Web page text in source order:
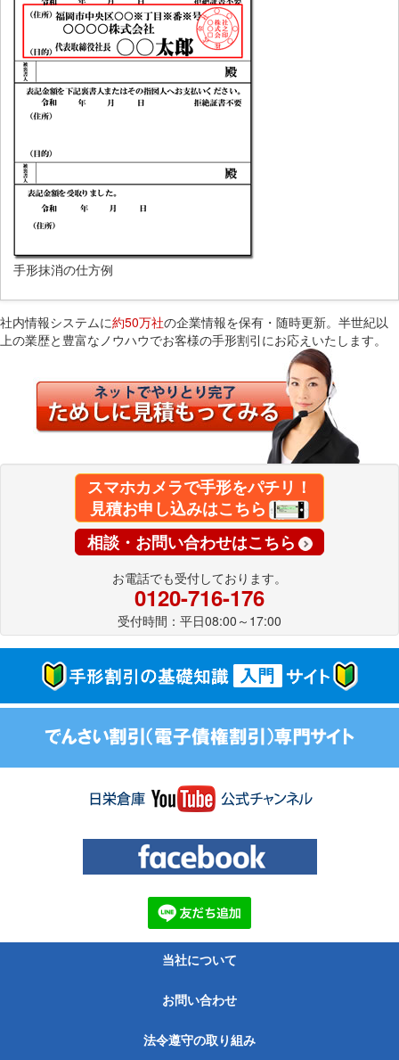
手形抹消の仕方例
社内情報システムに約50万社の企業情報を保有・随時更新。半世紀以
上の業歴と豊富なノウハウでお客様の手形割引にお応えいたします。
スマホカメラで手形をパチリ！
見積お申し込みはこちら
相談・お問い合わせはこちら
お電話でも受付しております。
0120-716-176
受付時間：平日08:00～17:00
当社について
お問い合わせ
法令遵守の取り組み